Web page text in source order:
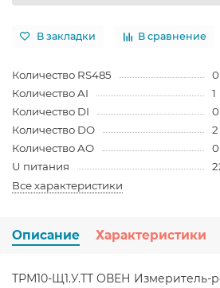
В закладки В сравнение
Количество RS485
0
Количество AI
1
Количество DI
0
Количество DO
2
Количество AO
0
U питания
Все характеристики
Описание Характеристики
ТРМ10-Щ1.У.ТТ ОВЕН Измеритель-